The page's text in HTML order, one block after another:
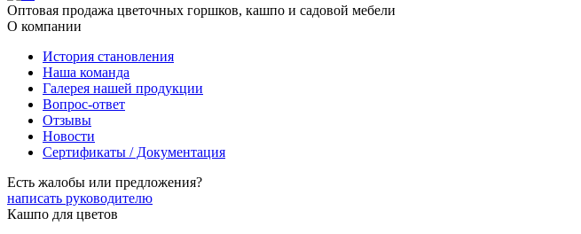
Оптовая продажа цветочных горшков, кашпо и садовой мебели
О компании
История становления
Наша команда
Галерея нашей продукции
Вопрос-ответ
Отзывы
Новости
Сертификаты / Документация
Есть жалобы или предложения?
написать руководителю
Кашпо для цветов